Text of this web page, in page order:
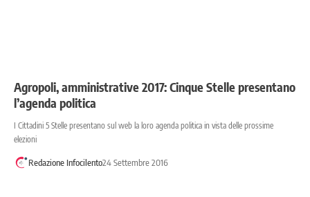
Agropoli, amministrative 2017: Cinque Stelle presentano
l’agenda politica
I Cittadini 5 Stelle presentano sul web la loro agenda politica in vista delle prossime
elezioni
Redazione Infocilento24 Settembre 2016